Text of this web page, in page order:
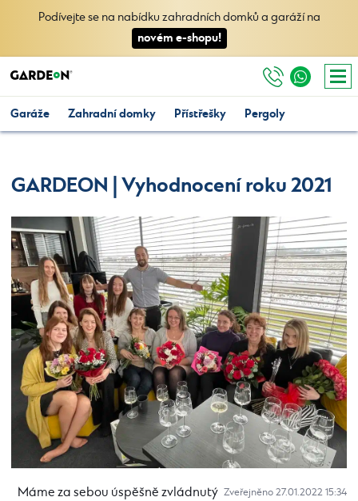
Podívejte se na nabídku zahradních domků a garáží na
novém e-shopu!
Garáže Zahradní domky Přístřešky Pergoly
GARDEON | Vyhodnocení roku 2021
Zveřejněno 27.01.2022 15:34
Máme za sebou úspěšně zvládnutý